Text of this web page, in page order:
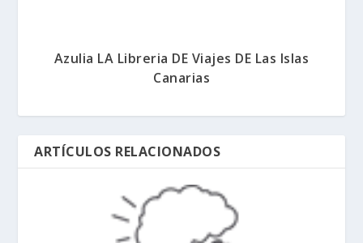
Azulia LA Libreria DE Viajes DE Las Islas
Canarias
ARTÍCULOS RELACIONADOS